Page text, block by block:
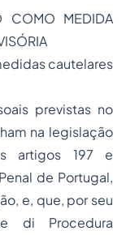
COMO MEDIDA
cautelares
previstas no
na legislação
artigos 197 e
de Portugal,
e, que, por seu
di Procedura